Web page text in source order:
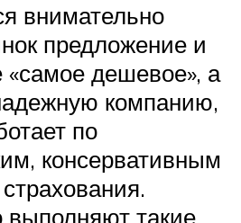
внимательно
предложение и
«самое дешевое», а
компанию,
по
консервативным
выполняют такие